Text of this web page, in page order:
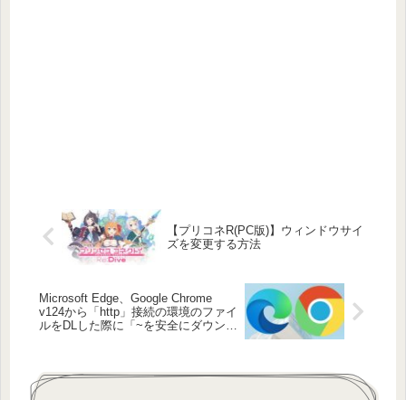
【プリコネR(PC版)】ウィンドウサイ
ズを変更する方法
Microsoft Edge、Google Chrome
v124から「http」接続の環境のファイ
ルをDLした際に「~を安全にダウンロ